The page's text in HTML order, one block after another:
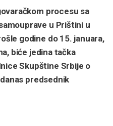
procesu sa
u Prištini u
godine do 15. januara,
biće jedina tačka
Skupštine Srbije o
predsednik